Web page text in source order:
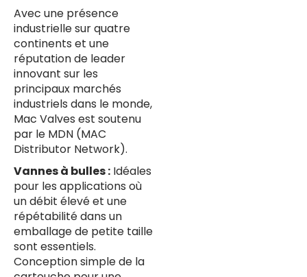
Avec une présence
industrielle sur quatre
continents et une
réputation de leader
innovant sur les
principaux marchés
industriels dans le monde,
Mac Valves est soutenu
par le MDN (MAC
Distributor Network).
Vannes à bulles : Idéales
pour les applications où
un débit élevé et une
répétabilité dans un
emballage de petite taille
sont essentiels.
Conception simple de la